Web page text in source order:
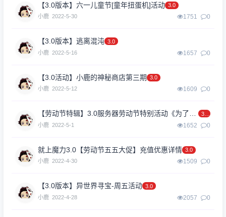
【3.0版本】六一儿童节[童年扭蛋机]活动 3.0
小鹿 2022-5-30 1751 0
【3.0版本】逃离混沌 3.0
小鹿 2022-5-16 1657 0
【3.0活动】小鹿的神秘商店第三期
3.0
小鹿 2022-5-12 1609 0
【劳动节特辑】3.0服务器劳动节特别活动《为了人民，必须劳动！》
3.0
小鹿 2022-5-1 1652 0
就上魔力3.0【劳动节五五大促】充值优惠详情 3.0
小鹿 2022-4-30 1509 0
【3.0版本】异世界寻宝-周五活动 3.0
小鹿 2022-4-28 2057 0